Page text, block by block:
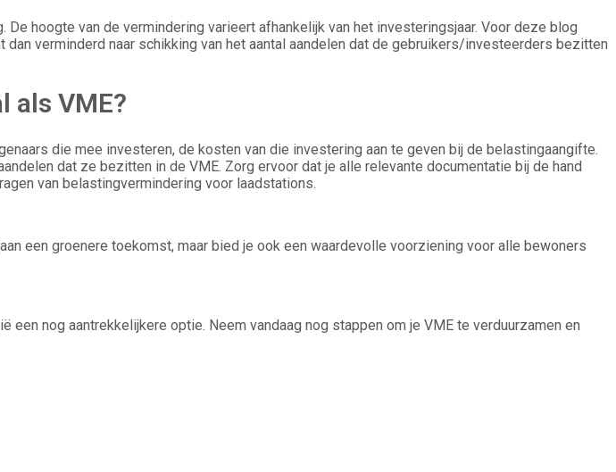
hoogte van de vermindering varieert afhankelijk van het investeringsjaar. Voor deze blog
verminderd naar schikking van het aantal aandelen dat de gebruikers/investeerders bezitten
als VME?
die mee investeren, de kosten van die investering aan te geven bij de belastingaangifte.
dat ze bezitten in de VME. Zorg ervoor dat je alle relevante documentatie bij de hand
van belastingvermindering voor laadstations.
een groenere toekomst, maar bied je ook een waardevolle voorziening voor alle bewoners
nog aantrekkelijkere optie. Neem vandaag nog stappen om je VME te verduurzamen en